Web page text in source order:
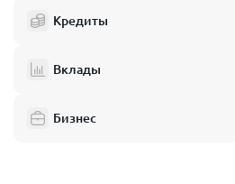
Кредиты
Вклады
Бизнес